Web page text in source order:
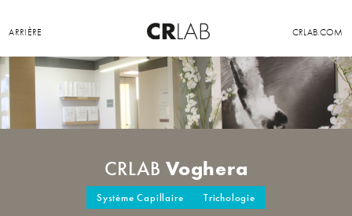
ARRIÈRE CRLAB.COM
CRLAB Voghera
Système Capillaire Trichologie